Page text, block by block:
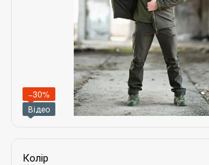
−30%
Відео
Колір